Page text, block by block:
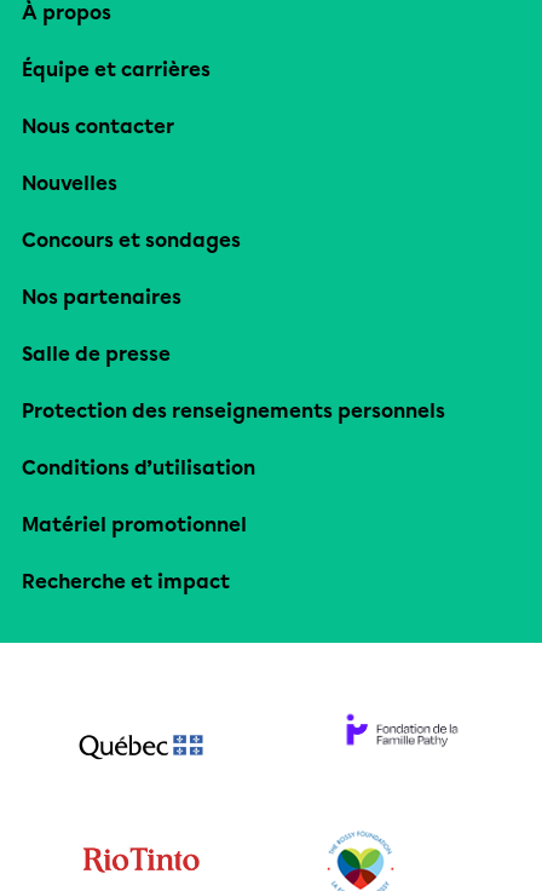
À propos
Équipe et carrières
Nous contacter
Nouvelles
Concours et sondages
Nos partenaires
Salle de presse
Protection des renseignements personnels
Conditions d’utilisation
Matériel promotionnel
Recherche et impact